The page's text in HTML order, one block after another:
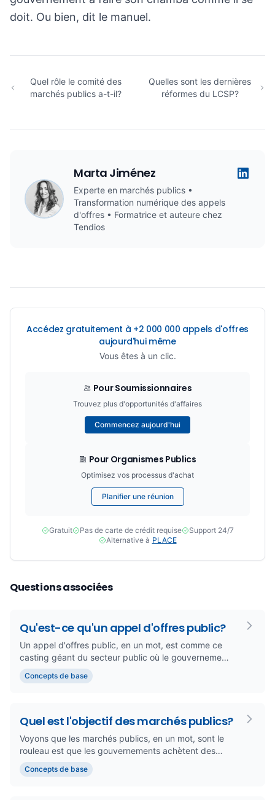
doit. Ou bien, dit le manuel.
Quel rôle le comité des
marchés publics a-t-il?
Quelles sont les dernières
réformes du LCSP?
Marta Jiménez
Experte en marchés publics •
Transformation numérique des appels
d'offres • Formatrice et auteure chez
Tendios
Accédez gratuitement à +2 000 000 appels d'offres
aujourd'hui même
Vous êtes à un clic.
Pour Soumissionnaires
Trouvez plus d'opportunités d'affaires
Commencez aujourd'hui
Pour Organismes Publics
Optimisez vos processus d'achat
Planifier une réunion
Gratuit Pas de carte de crédit requise
Support 24/7
Alternative à PLACE
Questions associées
Qu'est-ce qu'un appel d'offres public?
Un appel d'offres public, en un mot, est comme ce
casting géant du secteur public où le gouvernement
(ou quiconque touch...
Concepts de base
Quel est l'objectif des marchés publics?
Voyons que les marchés publics, en un mot, sont le
rouleau est que les gouvernements achètent des
choses (biens, service...
Concepts de base